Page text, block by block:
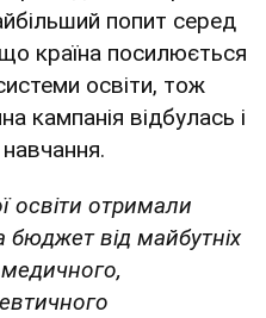
попит серед
що країна посилюється
освіти, тож
кампанія відбулась і
освіти отримали
бюджет від майбутніх
медичного,